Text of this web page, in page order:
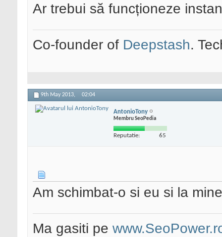
Ar trebui să funcționeze
Co-founder of Deepstash.
9th May 2013, 02:04
AntonioTony
Membru SeoPedia
Reputatie: 65
Am schimbat-o si eu si la
Ma gasiti pe